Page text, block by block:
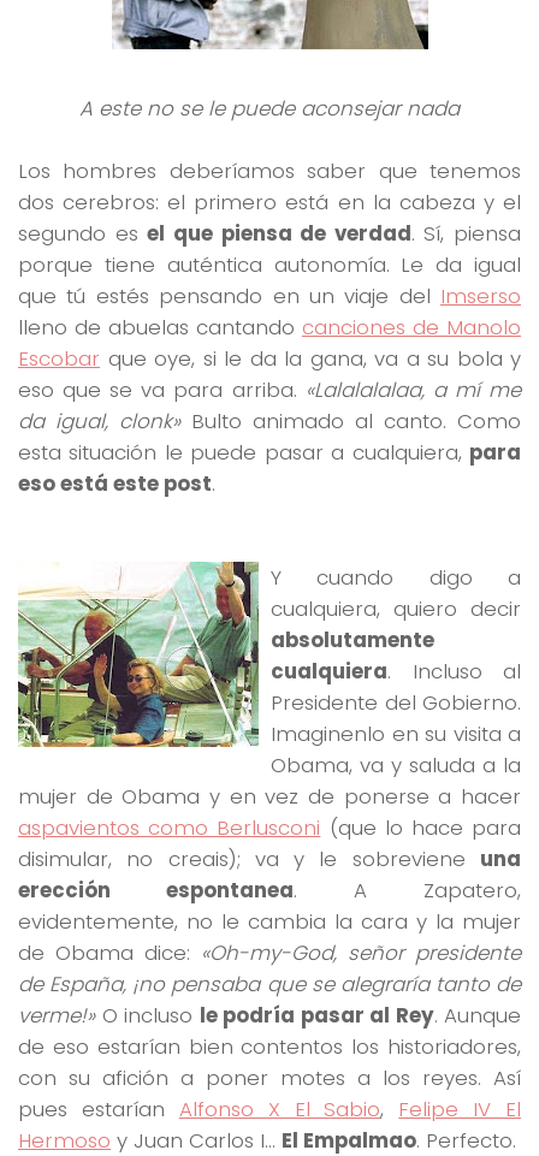
A este no se le puede aconsejar nada
Los hombres deberíamos saber que tenemos
dos cerebros: el primero está en la cabeza y el
segundo esel que piensa de verdad. Sí, piensa
porque tiene auténtica autonomía. Le da igual
que tú estés pensando en un viaje del Imserso
lleno de abuelas cantando canciones de Manolo
Escobar que oye, si le da la gana, va a su bola y
eso que se va para arriba. «Lalalalalaa, a mí me
da igual, clonk»Bulto animado al canto. Como
esta situación le puede pasar a cualquiera, para
eso está este post.
Y cuando digo a
cualquiera, quiero decir
absolutamente
cualquiera. Incluso al
Presidente del Gobierno.
Imaginenlo en su visita a
Obama, va y saluda a la
mujer de Obama y en vez de ponerse a hacer
aspavientos como Berlusconi (que lo hace para
disimular, no creais); va y le sobreviene una
erección espontanea. A Zapatero,
evidentemente, no le cambia la cara y la mujer
de Obama dice: «Oh-my-God, señor presidente
de España, ¡no pensaba que se alegraría tanto de
verme!»O incluso le podría pasar al Rey. Aunque
de eso estarían bien contentos los historiadores,
con su afición a poner motes a los reyes. Así
pues estarían Alfonso X El Sabio, Felipe IV El
Hermoso y Juan Carlos I… El Empalmao. Perfecto.